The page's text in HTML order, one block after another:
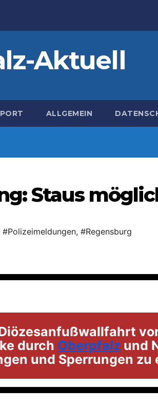
Aktuell
ALLGEMEIN
Staus
#Polizeimeldungen, #Regensburg
durch Oberpfalz und
und Sperrungen zu